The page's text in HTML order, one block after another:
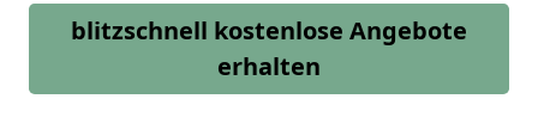
blitzschnell kostenlose Angebote
erhalten